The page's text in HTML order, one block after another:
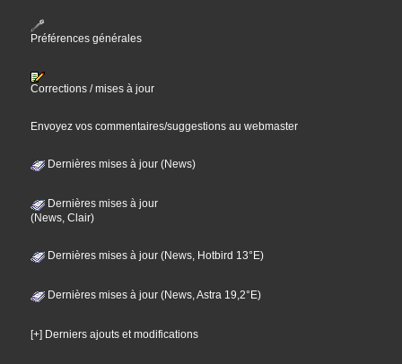
Préférences générales
Corrections / mises à jour
Envoyez vos commentaires/suggestions au webmaster
Dernières mises à jour (News)
Dernières mises à jour
(News, Clair)
Dernières mises à jour (News, Hotbird 13°E)
Dernières mises à jour (News, Astra 19,2°E)
[+] Derniers ajouts et modifications